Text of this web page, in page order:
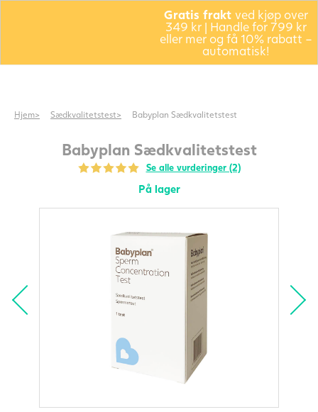
Gratis fraktved kjøp over
349 kr | Handle for 799 kr
eller mer og få 10% rabatt –
automatisk!
Hjem Sædkvalitetstest Babyplan Sædkvalitetstest
Babyplan Sædkvalitetstest
Se alle vurderinger (2)
På lager